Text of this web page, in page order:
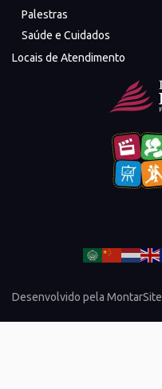
Palestras
Saúde e Cuidados
Locais de Atendimento
Desenvolvido pela MontarSite